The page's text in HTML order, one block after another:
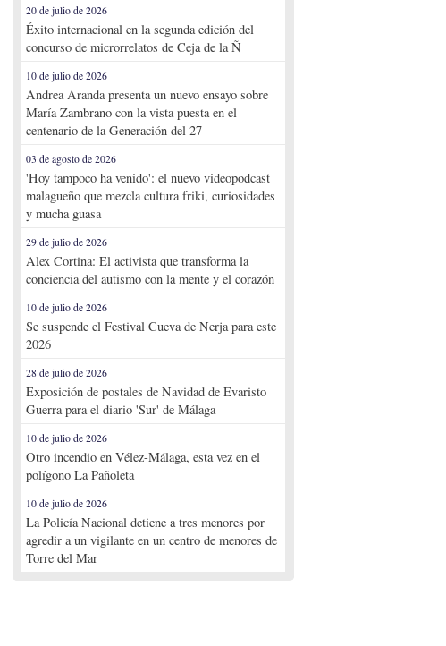
20 de julio de 2026
Éxito internacional en la segunda edición del
concurso de microrrelatos de Ceja de la Ñ
10 de julio de 2026
Andrea Aranda presenta un nuevo ensayo sobre
María Zambrano con la vista puesta en el
centenario de la Generación del 27
03 de agosto de 2026
'Hoy tampoco ha venido': el nuevo videopodcast
malagueño que mezcla cultura friki, curiosidades
y mucha guasa
29 de julio de 2026
Alex Cortina: El activista que transforma la
conciencia del autismo con la mente y el corazón
10 de julio de 2026
Se suspende el Festival Cueva de Nerja para este
2026
28 de julio de 2026
Exposición de postales de Navidad de Evaristo
Guerra para el diario 'Sur' de Málaga
10 de julio de 2026
Otro incendio en Vélez-Málaga, esta vez en el
polígono La Pañoleta
10 de julio de 2026
La Policía Nacional detiene a tres menores por
agredir a un vigilante en un centro de menores de
Torre del Mar